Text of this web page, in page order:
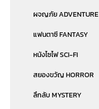
ผจญภัย ADVENTURE
แฟนตาซี FANTASY
หนังไซไฟ SCI-FI
สยองขวัญ HORROR
ลึกลับ MYSTERY